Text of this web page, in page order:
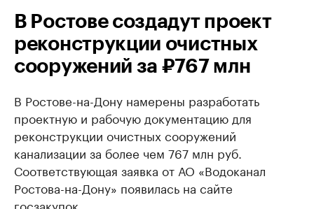
В Ростове создадут проект
реконструкции очистных
сооружений за ₽767 млн
В Ростове-на-Дону намерены разработать
проектную и рабочую документацию для
реконструкции очистных сооружений
канализации за более чем 767 млн руб.
Соответствующая заявка от АО «Водоканал
Ростова-на-Дону» появилась на сайте
госзакупок.